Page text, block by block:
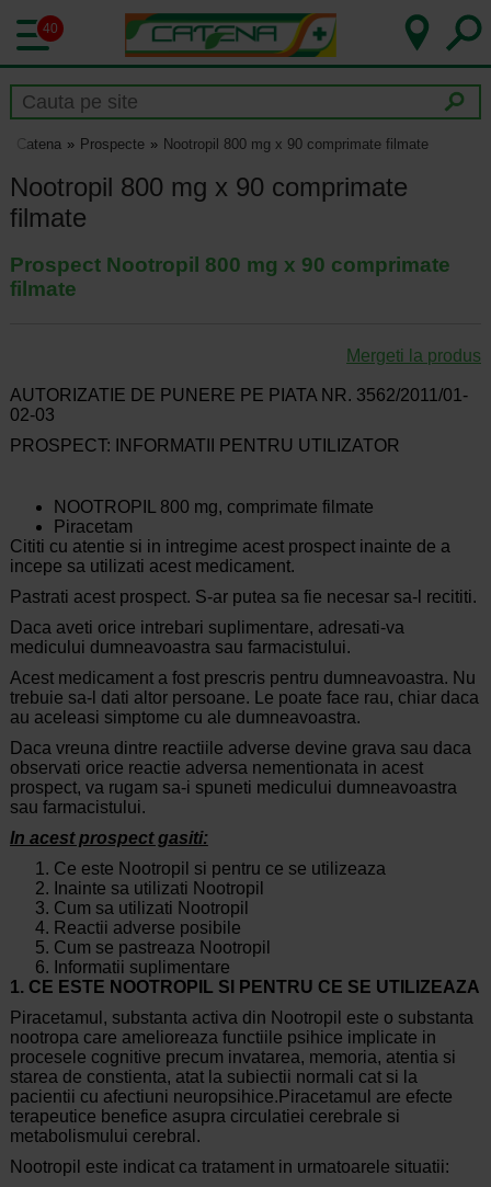
40
Catena Prospecte Nootropil 800 mg x 90 comprimate filmate
Nootropil 800 mg x 90 comprimate
filmate
Prospect Nootropil 800 mg x 90 comprimate
filmate
Mergeti la produs
AUTORIZATIE DE PUNERE PE PIATA NR. 3562/2011/01-
02-03
PROSPECT: INFORMATII PENTRU UTILIZATOR
NOOTROPIL 800 mg, comprimate filmate
Piracetam
Cititi cu atentie si in intregime acest prospect inainte de a
incepe sa utilizati acest medicament.
Pastrati acest prospect. S-ar putea sa fie necesar sa-l recititi.
Daca aveti orice intrebari suplimentare, adresati-va
medicului dumneavoastra sau farmacistului.
Acest medicament a fost prescris pentru dumneavoastra. Nu
trebuie sa-l dati altor persoane. Le poate face rau, chiar daca
au aceleasi simptome cu ale dumneavoastra.
Daca vreuna dintre reactiile adverse devine grava sau daca
observati orice reactie adversa nementionata in acest
prospect, va rugam sa-i spuneti medicului dumneavoastra
sau farmacistului.
In acest prospect gasiti:
Ce este Nootropil si pentru ce se utilizeaza
Inainte sa utilizati Nootropil
Cum sa utilizati Nootropil
Reactii adverse posibile
Cum se pastreaza Nootropil
Informatii suplimentare
1. CE ESTE NOOTROPIL SI PENTRU CE SE UTILIZEAZA
Piracetamul, substanta activa din Nootropil este o substanta
nootropa care amelioreaza functiile psihice implicate in
procesele cognitive precum invatarea, memoria, atentia si
starea de constienta, atat la subiectii normali cat si la
pacientii cu afectiuni neuropsihice.Piracetamul are efecte
terapeutice benefice asupra circulatiei cerebrale si
metabolismului cerebral.
Nootropil este indicat ca tratament in urmatoarele situatii: